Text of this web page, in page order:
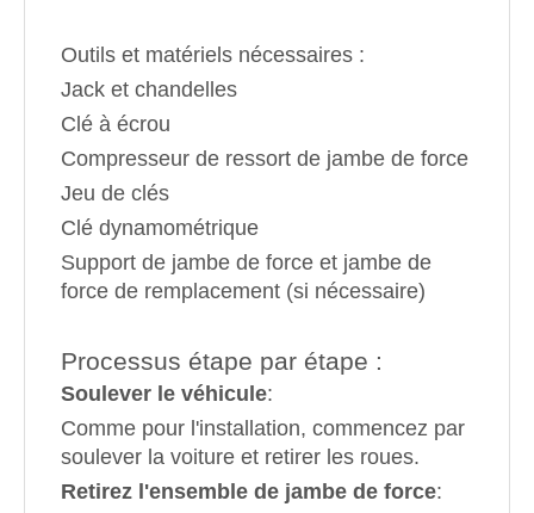
Outils et matériels nécessaires :
Jack et chandelles
Clé à écrou
Compresseur de ressort de jambe de force
Jeu de clés
Clé dynamométrique
Support de jambe de force et jambe de
force de remplacement (si nécessaire)
Processus étape par étape :
Soulever le véhicule:
Comme pour l'installation, commencez par
soulever la voiture et retirer les roues.
Retirez l'ensemble de jambe de force: